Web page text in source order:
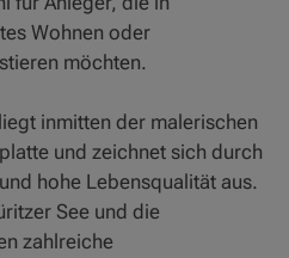
Wohnen oder
möchten.
inmitten der malerischen
und zeichnet sich durch
hohe Lebensqualität aus.
See und die
zahlreiche